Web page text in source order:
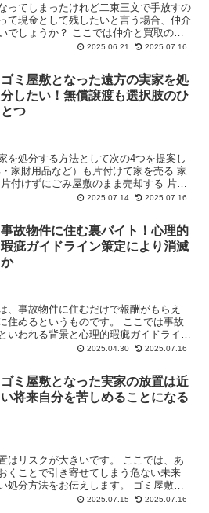
ってしまったけれど二束三文で手放すの
て現金として残したいと言う場合、仲介
こでは仲介と買取のふ
デメリットを解説してい...
2025.06.21 2025.07.16
ゴミ屋敷となった遠方の実家を処
分したい！無償譲渡も選択肢のひ
とつ
を処分する方法として次の4つを提案し
2025.07.14 2025.07.16
事故物件に住む裏バイト！心理的
瑕疵ガイドライン策定により消滅
か
、事故物件に住むだけで報酬がもらえ
いうものです。 ここでは事故
いわれる背景と心理的瑕疵ガイドライン
が策定後の変化についてまとめています。 ... 2025.04.30 2025.07.16
ゴミ屋敷となった実家の放置は近
い将来自分を苦しめることになる
が大きいです。 ここでは、あ
くことで引き寄せてしまう危ない未来
法をお伝えします。 ゴミ屋敷の
2025.07.15 2025.07.16